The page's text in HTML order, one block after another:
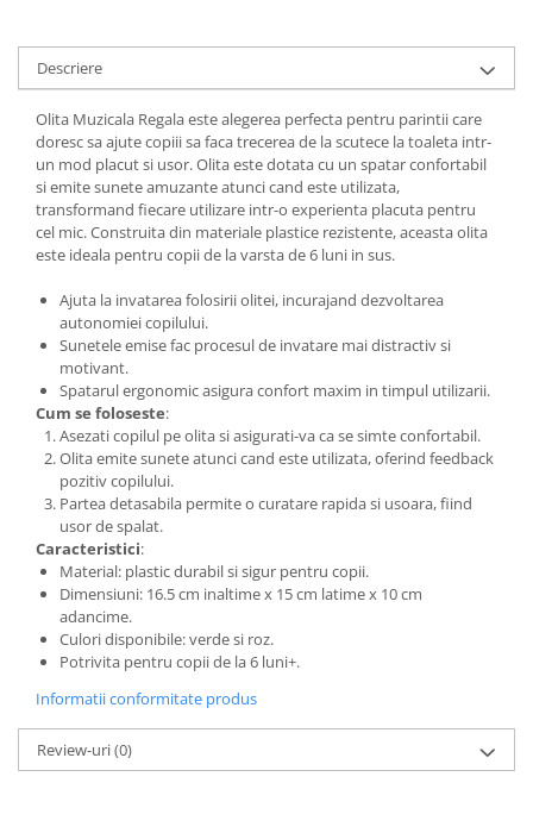
Descriere
Olita Muzicala Regala este alegerea perfecta pentru parintii care
doresc sa ajute copiii sa faca trecerea de la scutece la toaleta intr-
un mod placut si usor. Olita este dotata cu un spatar confortabil
si emite sunete amuzante atunci cand este utilizata,
transformand fiecare utilizare intr-o experienta placuta pentru
cel mic. Construita din materiale plastice rezistente, aceasta olita
este ideala pentru copii de la varsta de 6 luni in sus.
Ajuta la invatarea folosirii olitei, incurajand dezvoltarea
autonomiei copilului.
Sunetele emise fac procesul de invatare mai distractiv si
motivant.
Spatarul ergonomic asigura confort maxim in timpul utilizarii.
Cum se foloseste:
Asezati copilul pe olita si asigurati-va ca se simte confortabil.
Olita emite sunete atunci cand este utilizata, oferind feedback
pozitiv copilului.
Partea detasabila permite o curatare rapida si usoara, fiind
usor de spalat.
Caracteristici:
Material: plastic durabil si sigur pentru copii.
Dimensiuni: 16.5 cm inaltime x 15 cm latime x 10 cm
adancime.
Culori disponibile: verde si roz.
Potrivita pentru copii de la 6 luni+.
Informatii conformitate produs
Review-uri(0)